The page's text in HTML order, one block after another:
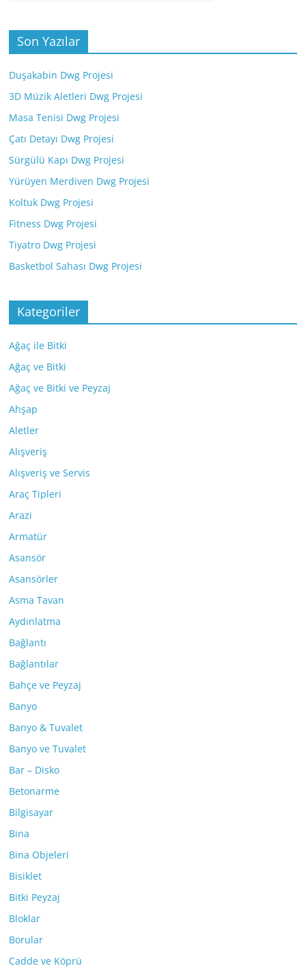
Son Yazılar
Duşakabin Dwg Projesi
3D Müzik Aletleri Dwg Projesi
Masa Tenisi Dwg Projesi
Çatı Detayı Dwg Projesi
Sürgülü Kapı Dwg Projesi
Yürüyen Merdiven Dwg Projesi
Koltuk Dwg Projesi
Fitness Dwg Projesi
Tiyatro Dwg Projesi
Basketbol Sahası Dwg Projesi
Kategoriler
Ağaç ile Bitki
Ağaç ve Bitki
Ağaç ve Bitki ve Peyzaj
Ahşap
Aletler
Alışveriş
Alışveriş ve Servis
Araç Tipleri
Arazi
Armatür
Asansör
Asansörler
Asma Tavan
Aydınlatma
Bağlantı
Bağlantılar
Bahçe ve Peyzaj
Banyo
Banyo & Tuvalet
Banyo ve Tuvalet
Bar – Disko
Betonarme
Bilgisayar
Bina
Bina Objeleri
Bisiklet
Bitki Peyzaj
Bloklar
Borular
Cadde ve Köprü